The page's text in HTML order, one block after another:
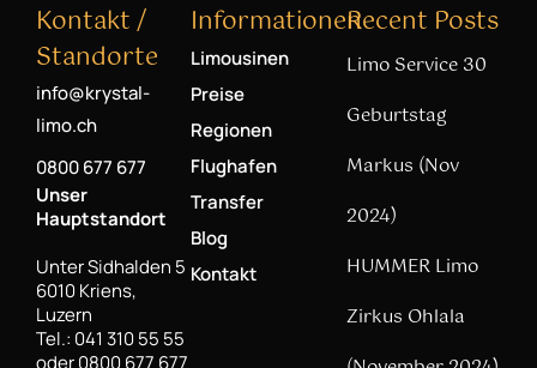
Kontakt /
Standorte
info@krystal-
limo.ch
0800 677 677
Unser
Hauptstandort
Unter Sidhalden 5
6010 Kriens,
Luzern
Tel.: 041 310 55 55
oder 0800 677 677
Informationen
Limousinen
Preise
Regionen
Flughafen
Transfer
Blog
Kontakt
Recent Posts
Limo Service 30
Geburtstag
Markus (Nov
2024)
HUMMER Limo
Zirkus Ohlala